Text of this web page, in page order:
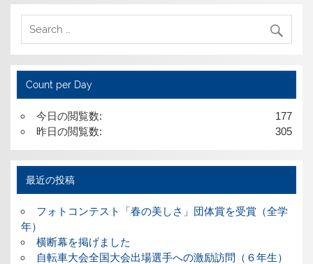
Count per Day
177
今日の閲覧数:
305
昨日の閲覧数:
最近の投稿
フォトコンテスト「春の美しさ」団体賞を受賞（全学
年）
横断幕を掲げました
自転車大会全国大会出場選手への激励訪問（６年生）